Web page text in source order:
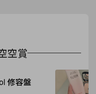
空賞
修容盤